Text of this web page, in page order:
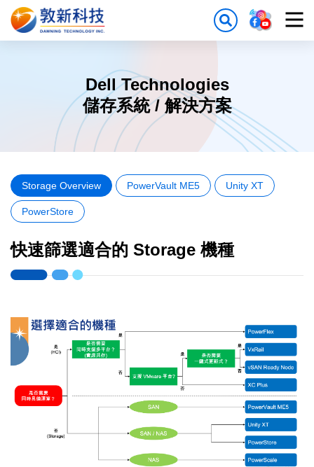
Dell Technologies
儲存系統 / 解決方案
Storage Overview PowerVault ME5 Unity XT
PowerStore
快速篩選適合的 Storage 機種